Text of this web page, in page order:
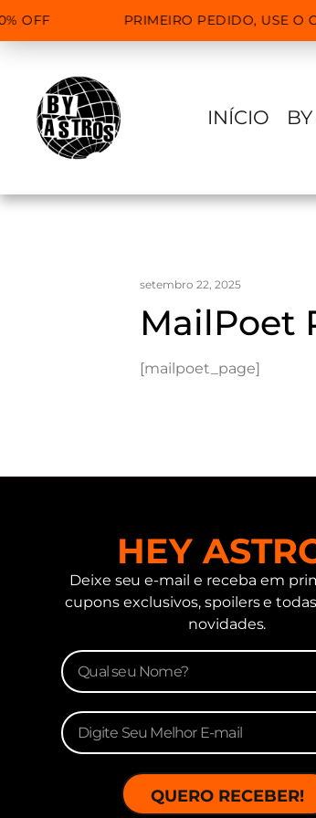
OFF PRIMEIRO PEDIDO, USE O
INÍCIO
setembro 22, 2025
MailPoet
[mailpoet_page]
HEY
Deixe seu e-mail e receba em
cupons exclusivos, spoilers e
novidades.
QUERO RECEBER!